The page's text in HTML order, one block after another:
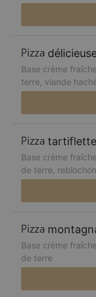
Base crème
terre, viande
Base crème
de terre,
Base crème
de terre